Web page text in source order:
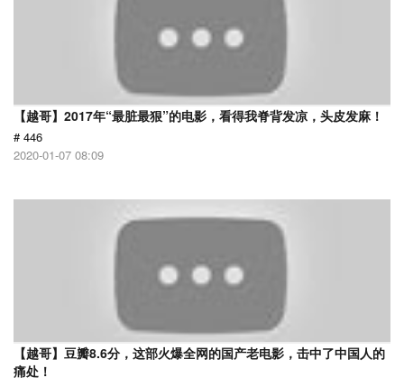
【越哥】2017年“最脏最狠”的电影，看得我脊背发凉，头皮发麻！
# 446
2020-01-07 08:09
【越哥】豆瓣8.6分，这部火爆全网的国产老电影，击中了中国人的
痛处！